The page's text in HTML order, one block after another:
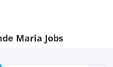
Maria Jobs